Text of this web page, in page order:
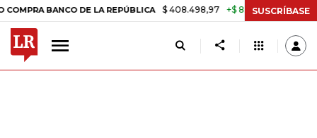
BANCO DE LA REPÚBLICA $ 408.498,97 +$ 8.753,81 +2,19% TASA
SUSCRÍBASE